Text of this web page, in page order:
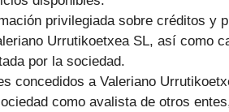
privilegiada sobre créditos y
Urrutikoetxea SL, así como
por la sociedad.
concedidos a Valeriano
como avalista de otros